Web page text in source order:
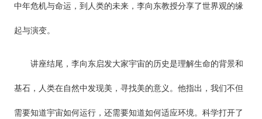
中年危机与命运，到人类的未来，李向东教授分享了世界观的缘
起与演变。
讲座结尾，李向东启发大家宇宙的历史是理解生命的背景和
基石，人类在自然中发现美，寻找美的意义。他指出，我们不但
需要知道宇宙如何运行，还需要知道如何适应环境。科学打开了